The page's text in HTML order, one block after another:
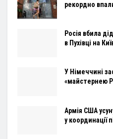
рекордно
Росія вбила
в Пухівці на
У Німеччині
«майстернею
Армія США
у координації